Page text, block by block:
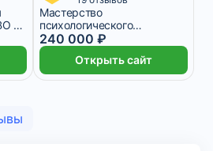
и
Мастерство
психологического
консультирования
240 000 ₽
Открыть сайт